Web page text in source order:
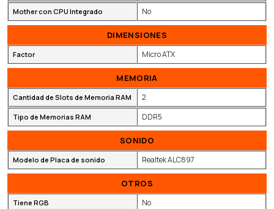
Mother con CPU Integrado No
DIMENSIONES
Factor Micro ATX
MEMORIA
Cantidad de Slots de Memoria RAM 2
Tipo de Memorias RAM DDR5
SONIDO
Modelo de Placa de sonido Realtek ALC897
OTROS
Tiene RGB No